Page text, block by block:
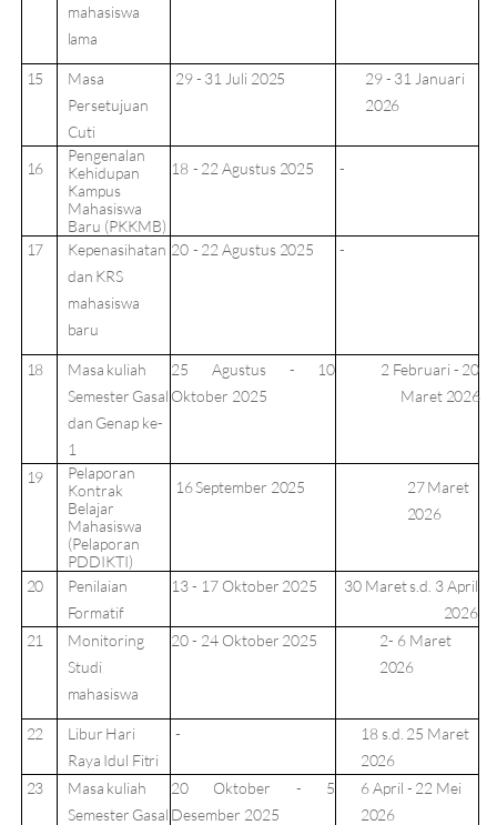
mahasiswa
lama
15
Masa
Persetujuan
Cuti
29 - 31 Juli 2025 29- 31 Januari
2026
16
Pengenalan
Kehidupan
Kampus
Mahasiswa
Baru (PKKMB)
18 - 22 Agustus 2025 -
17
Kepenasihatan
dan KRS
mahasiswa
baru
20 - 22 Agustus 2025 -
18 Masa kuliah
Semester Gasal
dan Genap ke-
1
25 Agustus -
10
Oktober 2025
2 Februari - 20
Maret 2026
19
Pelaporan
Kontrak
Belajar
Mahasiswa
(Pelaporan
PDDIKTI)
16September 2025 27 Maret
2026
20
Penilaian
Formatif
13- 17 Oktober 2025 30 Maret s.d. 3April
2026
21
Monitoring
Studi
mahasiswa
20- 24 Oktober 2025 2- 6 Maret
2026
22 Libur Hari
Raya Idul Fitri
- 18 s.d. 25 Maret
2026
23
Masa kuliah
Semester Gasal
20 Oktober -
5
Desember 2025
6April - 22 Mei
2026